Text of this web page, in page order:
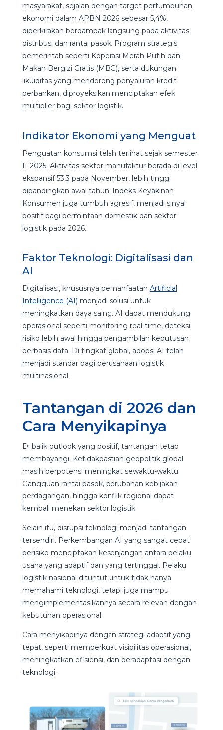
masyarakat, sejalan dengan target pertumbuhan
ekonomi dalam APBN 2026 sebesar 5,4%,
diperkirakan berdampak langsung pada aktivitas
distribusi dan rantai pasok. Program strategis
pemerintah seperti Koperasi Merah Putih dan
Makan Bergizi Gratis (MBG), serta dukungan
likuiditas yang mendorong penyaluran kredit
perbankan, diproyeksikan menciptakan efek
multiplier bagi sektor logistik.
Indikator Ekonomi yang Menguat
Penguatan konsumsi telah terlihat sejak semester
II-2025. Aktivitas sektor manufaktur berada di level
ekspansif 53,3 pada November, lebih tinggi
dibandingkan awal tahun. Indeks Keyakinan
Konsumen juga tumbuh agresif, menjadi sinyal
positif bagi permintaan domestik dan sektor
logistik pada 2026.
Faktor Teknologi: Digitalisasi dan
AI
Digitalisasi, khususnya pemanfaatan Artificial
Intelligence (AI) menjadi solusi untuk
meningkatkan daya saing. AI dapat mendukung
operasional seperti monitoring real-time, deteksi
risiko lebih awal hingga pengambilan keputusan
berbasis data. Di tingkat global, adopsi AI telah
menjadi standar bagi perusahaan logistik
multinasional.
Tantangan di 2026 dan
Cara Menyikapinya
Di balik outlook yang positif, tantangan tetap
membayangi. Ketidakpastian geopolitik global
masih berpotensi meningkat sewaktu-waktu.
Gangguan rantai pasok, perubahan kebijakan
perdagangan, hingga konflik regional dapat
kembali menekan sektor logistik.
Selain itu, disrupsi teknologi menjadi tantangan
tersendiri. Perkembangan AI yang sangat cepat
berisiko menciptakan kesenjangan antara pelaku
usaha yang adaptif dan yang tertinggal. Pelaku
logistik nasional dituntut untuk tidak hanya
memahami teknologi, tetapi juga mampu
mengimplementasikannya secara relevan dengan
kebutuhan operasional.
Cara menyikapinya dengan strategi adaptif yang
tepat, seperti memperkuat visibilitas operasional,
meningkatkan efisiensi, dan beradaptasi dengan
teknologi.